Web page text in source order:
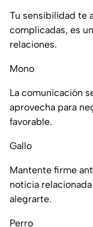
Tu sensibilidad te
complicadas, es
relaciones.
Mono
La comunicación
aprovecha para
favorable.
Gallo
Mantente firme
noticia
alegrarte.
Perro